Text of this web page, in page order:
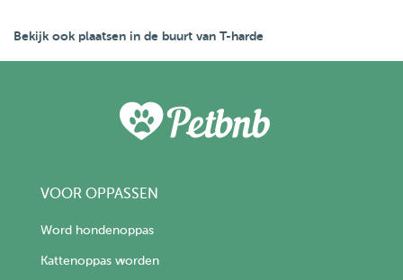
Bekijk ook plaatsen in de buurt van T-harde
VOOR OPPASSEN
Word hondenoppas
Kattenoppas worden